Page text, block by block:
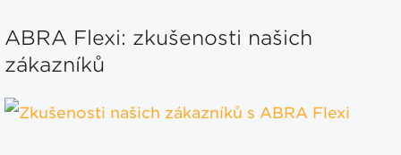
ABRA Flexi: zkušenosti našich
zákazníků